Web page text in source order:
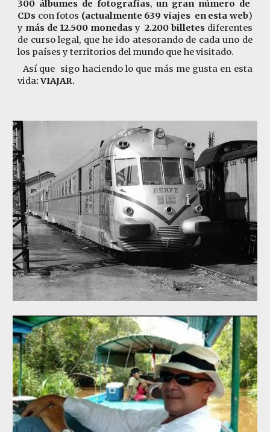
300 álbumes de fotografías, un gran número de
CDs con fotos (actualmente 639 viajes en esta web)
y más de 12.500 monedasy 2.200 billetesdiferentes
de curso legal, que he ido atesorando de cada uno de
los países y territorios del mundo que he visitado.
Así que sigo haciendo lo que más me gusta en esta
vida: VIAJAR.